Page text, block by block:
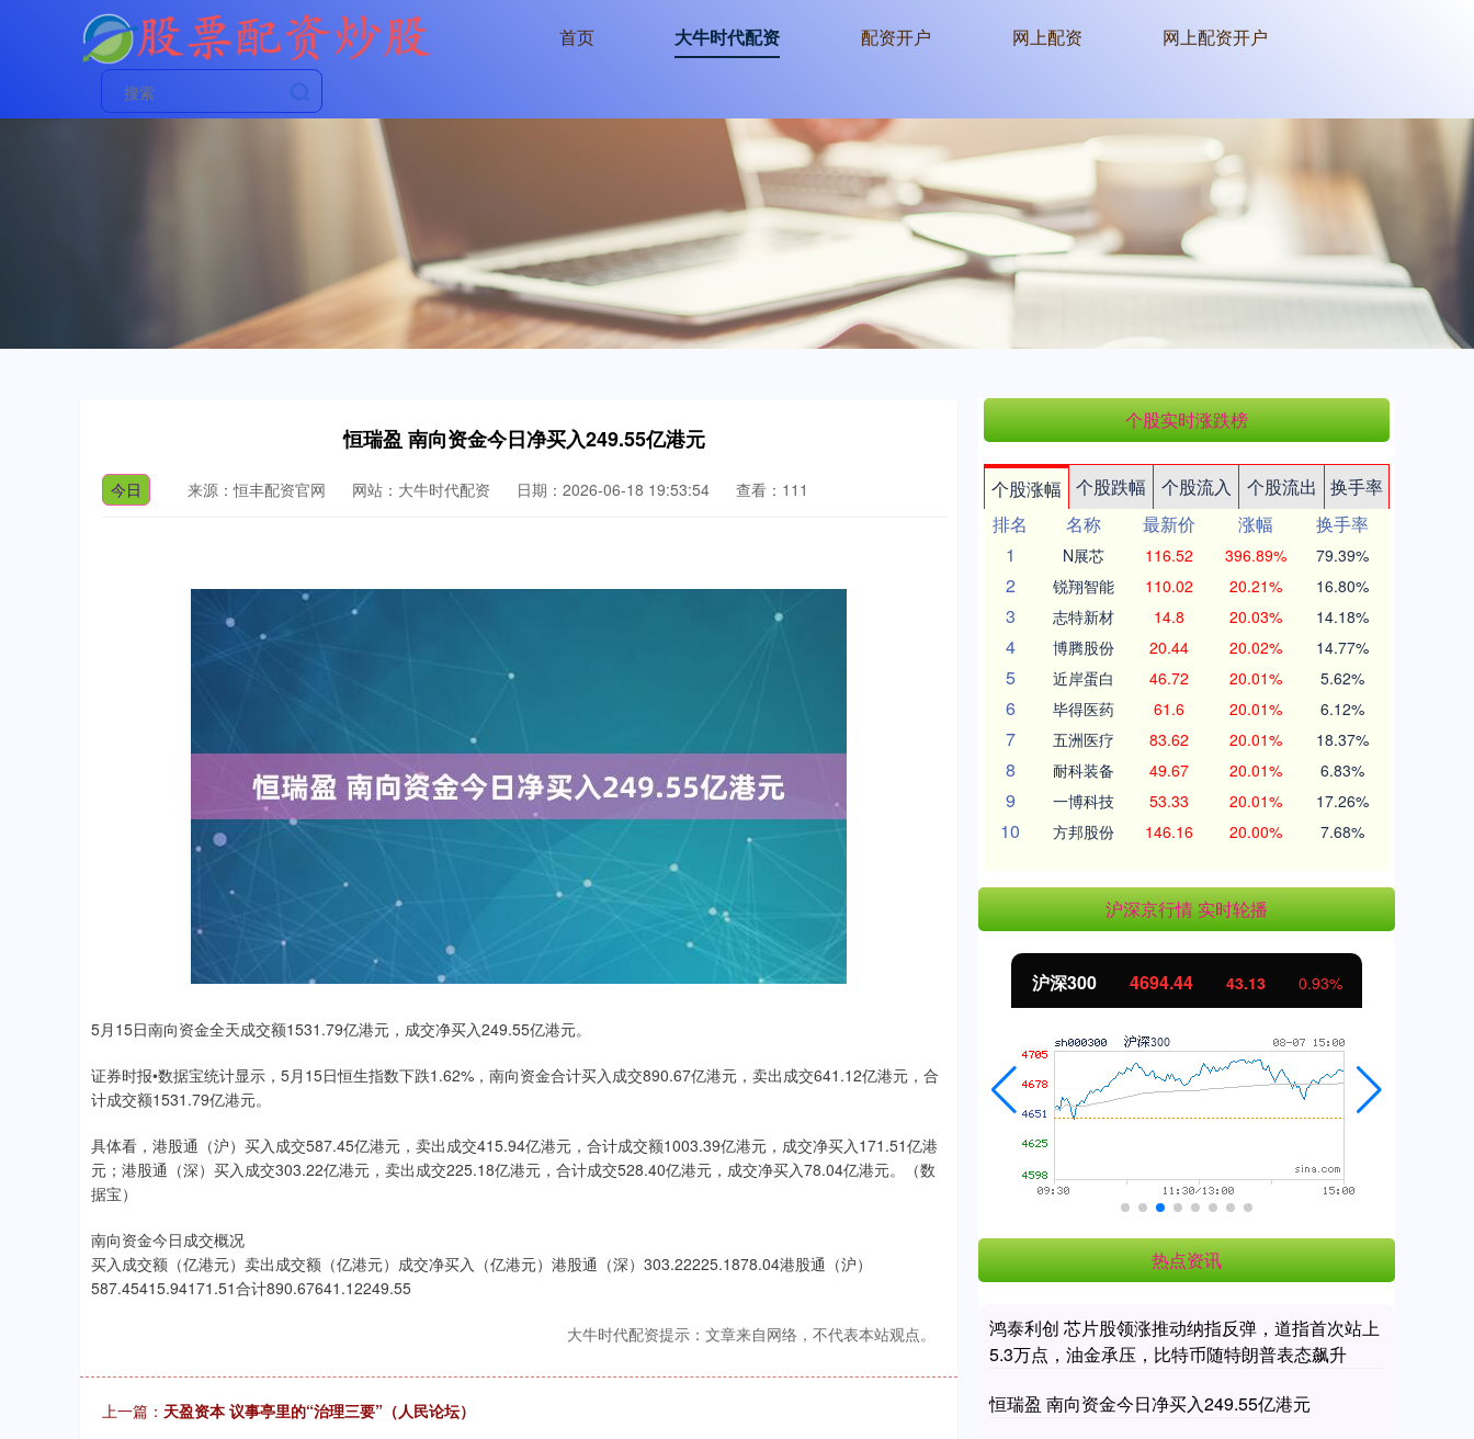
首页 大牛时代配资 配资开户 网上配资 网上配资开户
恒瑞盈 南向资金今日净买入249.55亿港元
今日 来源：恒丰配资官网 网站：大牛时代配资 日期：2026-06-18 19:53:54 查看：111
5月15日南向资金全天成交额1531.79亿港元，成交净买入249.55亿港元。
证券时报•数据宝统计显示，5月15日恒生指数下跌1.62%，南向资金合计买入成交890.67亿港元，卖出成交641.12亿港元，合
计成交额1531.79亿港元。
具体看，港股通（沪）买入成交587.45亿港元，卖出成交415.94亿港元，合计成交额1003.39亿港元，成交净买入171.51亿港
元；港股通（深）买入成交303.22亿港元，卖出成交225.18亿港元，合计成交528.40亿港元，成交净买入78.04亿港元。（数
据宝）
南向资金今日成交概况
买入成交额（亿港元）卖出成交额（亿港元）成交净买入（亿港元）港股通（深）303.22225.1878.04港股通（沪）
587.45415.94171.51合计890.67641.12249.55
大牛时代配资提示：文章来自网络，不代表本站观点。
上一篇： 天盈资本 议事亭里的“治理三要”（人民论坛）
个股实时涨跌榜
个股涨幅 个股跌幅 个股流入 个股流出
换手率
排名
名称 最新价 涨幅
换手率
1
N展芯 116.52 396.89% 79.39%
2 锐翔智能 110.02 20.21% 16.80%
3 志特新材 14.8 20.03% 14.18%
4 博腾股份 20.44 20.02% 14.77%
5 近岸蛋白 46.72 20.01% 5.62%
6 毕得医药 61.6 20.01% 6.12%
7 五洲医疗 83.62 20.01% 18.37%
8 耐科装备 49.67 20.01% 6.83%
9 一博科技 53.33 20.01% 17.26%
10 方邦股份 146.16 20.00% 7.68%
沪深京行情 实时轮播
上证指数 3940.04 39.68 1.02% 深证成指 14311.01 200.89 沪深300 4694.44 43.13 0.93%
热点资讯
鸿泰利创 芯片股领涨推动纳指反弹，道指首次站上
5.3万点，油金承压，比特币随特朗普表态飙升
恒瑞盈 南向资金今日净买入249.55亿港元